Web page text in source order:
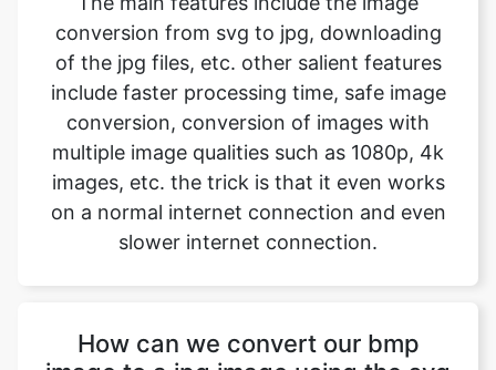
conversion, conversion of images with
multiple image qualities such as 1080p, 4k
images, etc. the trick is that it even works
on a normal internet connection and even
slower internet connection.
How can we convert our bmp
safeimageconverter.com?